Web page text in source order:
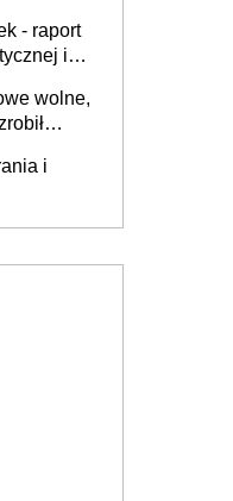
- raport
i
wolne,
i